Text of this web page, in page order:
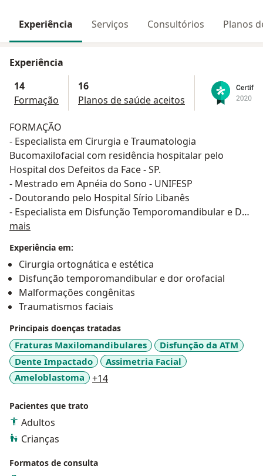
Experiência Serviços Consultórios Planos
Experiência
14
Formação
16
Planos de saúde aceitos
FORMAÇÃO
- Especialista em Cirurgia e Traumatologia
Bucomaxilofacial com residência hospitalar pelo
Hospital dos Defeitos da Face - SP.
- Mestrado em Apnéia do Sono - UNIFESP
- Doutorando pelo Hospital Sírio Libanês
- Especialista em Disfunção Temporomandibular e Dor
Orofacial pelo CFO.
- Preceptor da Residência de Cirurgia Bucomaxilofacial
no Hospital Dr Arthur Ribeiro Saboya.
- Cirurgião Chefe de Equipe Hospital Rede D'or Central
Sul
ÁREA DE ATUAÇÃO HOSPITALAR:
Cirurgia Ortognática;
Mentoplastia;
Próteses de harmonização facial definitiva;
Expansão Cirúrgica da Maxila;
Cirurgia da ATM (Artroscopia, Artroplastia e Prótese de
Cirurgia de tumores e cistos da face;
Cirurgia para cálculos (sialolitos) em glândulas
salivares;
Tratamento de Apnéia do sono;
mais
Experiência em:
Cirurgia ortognática e estética
Disfunção temporomandibular e dor orofacial
Malformações congênitas
Traumatismos faciais
Principais doenças tratadas
Fraturas Maxilomandibulares
Disfunção da ATM
Dente Impactado
Assimetria Facial
Ameloblastoma
+14a11y_sr_more_diseases
Pacientes que trato
Adultos
Crianças
Formatos de consulta